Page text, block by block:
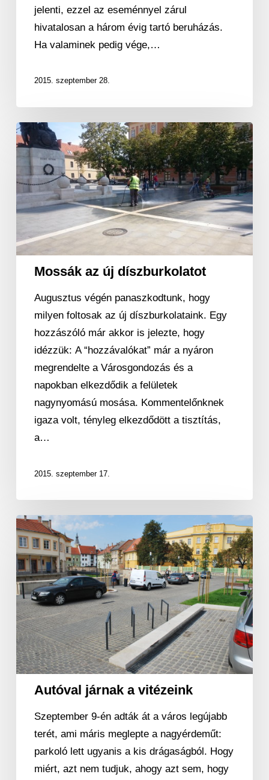
jelenti, ezzel az eseménnyel zárul
hivatalosan a három évig tartó beruházás.
Ha valaminek pedig vége,…
2015. szeptember 28.
Mossák
az
díszburkolatot
Mossák az új díszburkolatot
Augusztus végén panaszkodtunk, hogy
milyen foltosak az új díszburkolataink. Egy
hozzászóló már akkor is jelezte, hogy
idézzük: A “hozzávalókat” már a nyáron
megrendelte a Városgondozás és a
napokban elkezdődik a felületek
nagynyomású mosása. Kommentelőnknek
igaza volt, tényleg elkezdődött a tisztítás,
a…
2015. szeptember 17.
Autóval
járnak
a
vitézeink
Autóval járnak a vitézeink
Szeptember 9-én adták át a város legújabb
terét, ami máris meglepte a nagyérdeműt:
parkoló lett ugyanis a kis drágaságból. Hogy
miért, azt nem tudjuk, ahogy azt sem, hogy